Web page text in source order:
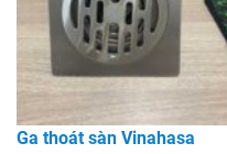
Ga thoát sàn Vinahasa